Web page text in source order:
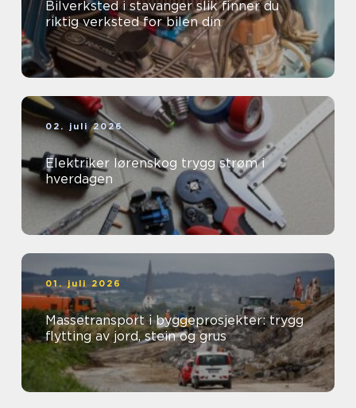
Bilverksted i stavanger slik finner du
riktig verksted for bilen din
02. juli 2026
Elektriker lørenskog trygg strøm i
hverdagen
01. juli 2026
Massetransport i byggeprosjekter: trygg
flytting av jord, stein og grus